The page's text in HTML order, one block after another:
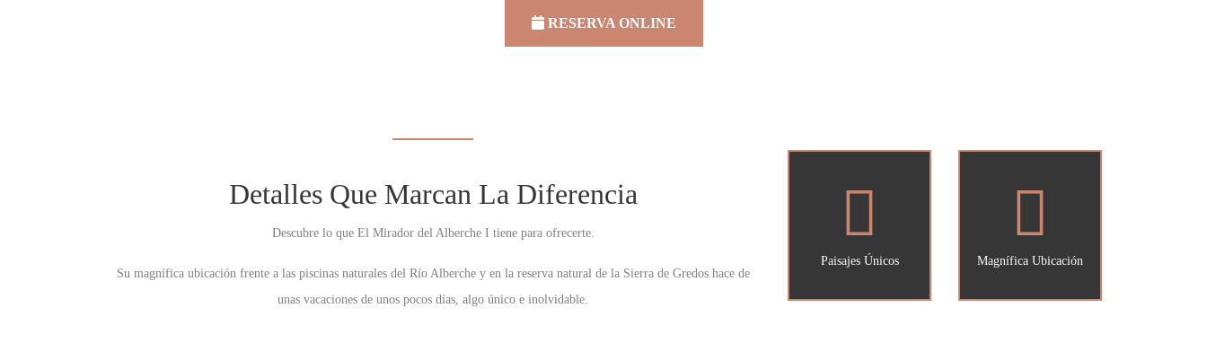
RESERVA ONLINE
Detalles Que Marcan La Diferencia
Descubre lo que El Mirador del Alberche I tiene para ofrecerte.
Su magnífica ubicación frente a las piscinas naturales del Río Alberche y en la reserva natural de la Sierra de Gredos hace de
unas vacaciones de unos pocos días, algo único e inolvidable.
Paisajes Únicos Magnífica Ubicación